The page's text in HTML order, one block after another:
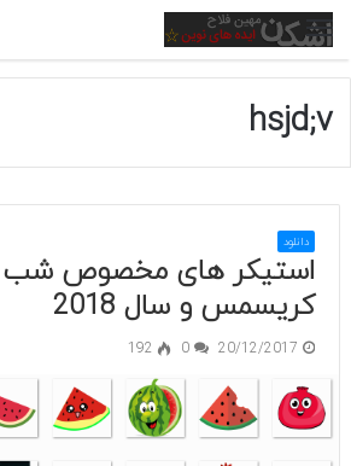
منو
hsjd;v
دانلود
استیکر های مخصوص شب
کریسمس و سال 2018
20/12/2017
0
192